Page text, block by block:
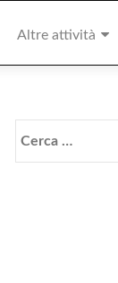
Altre attività
per: